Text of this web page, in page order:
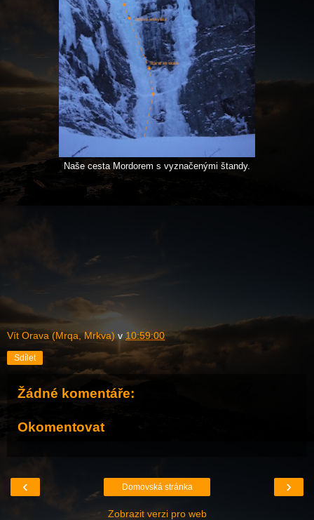
Naše cesta Mordorem s vyznačenými štandy.
Vít Orava (Mrqa, Mrkva) v10:59:00
Sdílet
Žádné komentáře:
Okomentovat
‹ ›
Domovská stránka
Zobrazit verzi pro web